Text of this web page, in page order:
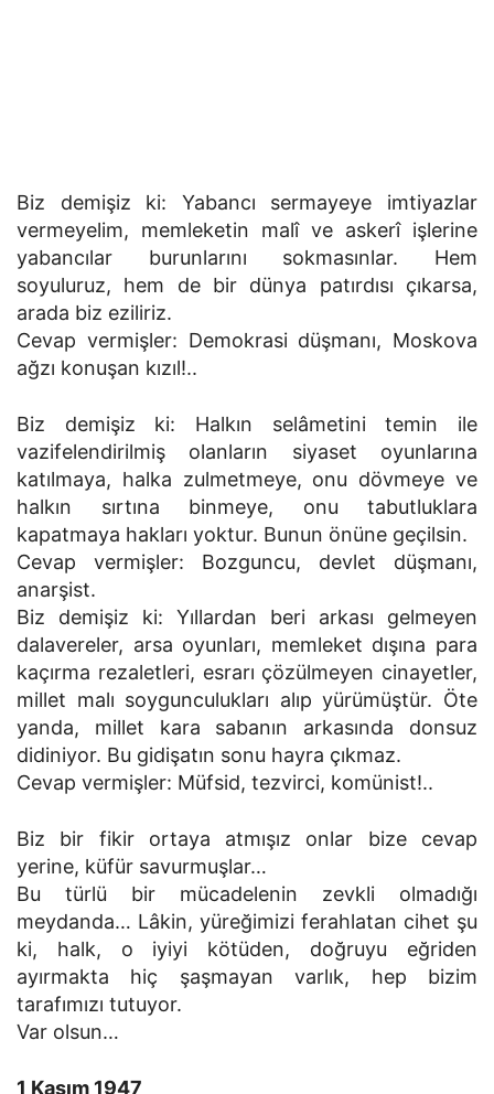
Biz demişiz ki: Yabancı sermayeye imtiyazlar
vermeyelim, memleketin malî ve askerî işlerine
yabancılar burunlarını sokmasınlar. Hem
soyuluruz, hem de bir dünya patırdısı çıkarsa,
arada biz eziliriz.
Cevap vermişler: Demokrasi düşmanı, Moskova
ağzı konuşan kızıl!..
Biz demişiz ki: Halkın selâmetini temin ile
vazifelendirilmiş olanların siyaset oyunlarına
katılmaya, halka zulmetmeye, onu dövmeye ve
halkın sırtına binmeye, onu tabutluklara
kapatmaya hakları yoktur. Bunun önüne geçilsin.
Cevap vermişler: Bozguncu, devlet düşmanı,
anarşist.
Biz demişiz ki: Yıllardan beri arkası gelmeyen
dalavereler, arsa oyunları, memleket dışına para
kaçırma rezaletleri, esrarı çözülmeyen cinayetler,
millet malı soygunculukları alıp yürümüştür. Öte
yanda, millet kara sabanın arkasında donsuz
didiniyor. Bu gidişatın sonu hayra çıkmaz.
Cevap vermişler: Müfsid, tezvirci, komünist!..
Biz bir fikir ortaya atmışız onlar bize cevap
yerine, küfür savurmuşlar…
Bu türlü bir mücadelenin zevkli olmadığı
meydanda… Lâkin, yüreğimizi ferahlatan cihet şu
ki, halk, o iyiyi kötüden, doğruyu eğriden
ayırmakta hiç şaşmayan varlık, hep bizim
tarafımızı tutuyor.
Var olsun…
1 Kasım 1947